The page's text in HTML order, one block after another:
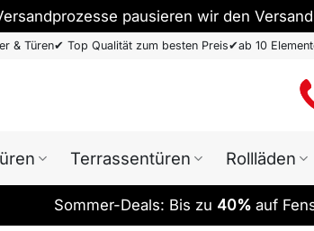
pausieren wir den
& Türen✔ Top Qualität zum besten Preis✔ab 10
Terrassentüren Rollläden
Sommer-Deals: Bis zu 40% auf